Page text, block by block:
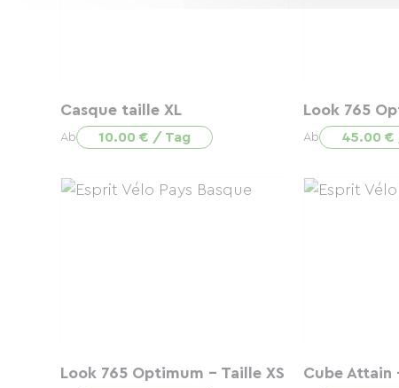
Casque taille XL
Ab 10.00 € / Tag
Look 765
Ab 45.00 €
Look 765 Optimum - Taille XS Cube Attain